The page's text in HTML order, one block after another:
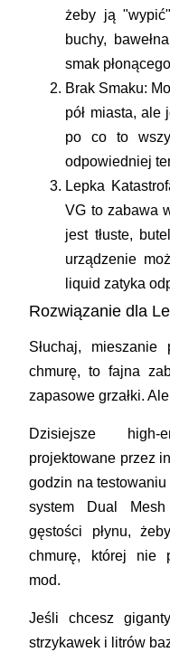
żeby ją
buchy,
smak
Brak Smaku:
pół miasta,
po co to
odpowiedniej
Lepka
VG to zabawa
jest tłuste,
urządzenie
liquid zatyka
Rozwiązanie dla
Słuchaj, mieszanie
chmurę, to fajna
zapasowe grzałki.
Dzisiejsze
projektowane przez
godzin na
system
Dual Mesh
gęstości płynu,
chmurę, której nie
mod.
Jeśli chcesz
strzykawek i litrów